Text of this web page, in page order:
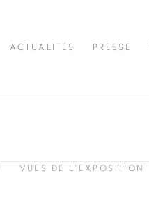
ACTUALITÉS PRESSE
VUES DE L'EXPOSITION